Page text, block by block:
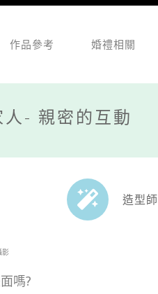
作品參考 婚禮相關
- 親密的互動
造型師
影
嗎?